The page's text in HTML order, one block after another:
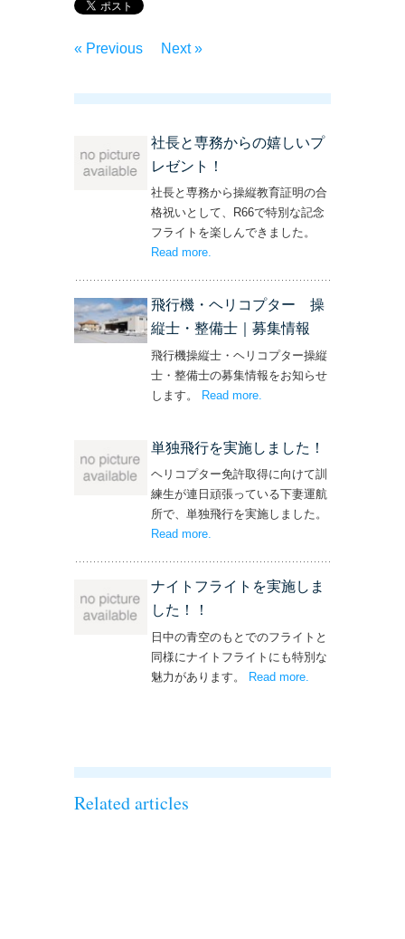
« Previous Next »
社長と専務からの嬉しいプ
レゼント！
社長と専務から操縦教育証明の合
格祝いとして、R66で特別な記念
フライトを楽しんできました。
Read more– ‘社長と専務からの嬉しいプレゼン
.
飛行機・ヘリコプター 操
縦士・整備士｜募集情報
飛行機操縦士・ヘリコプター操縦
士・整備士の募集情報をお知らせ
します。
Read more
単独飛行を実施しました！
ヘリコプター免許取得に向けて訓
練生が連日頑張っている下妻運航
所で、単独飛行を実施しました。
Read more– ‘単独飛行を実施しました！’
.
ナイトフライトを実施しま
した！！
日中の青空のもとでのフライトと
同様にナイトフライトにも特別な
魅力があります。 Read more
Related articles